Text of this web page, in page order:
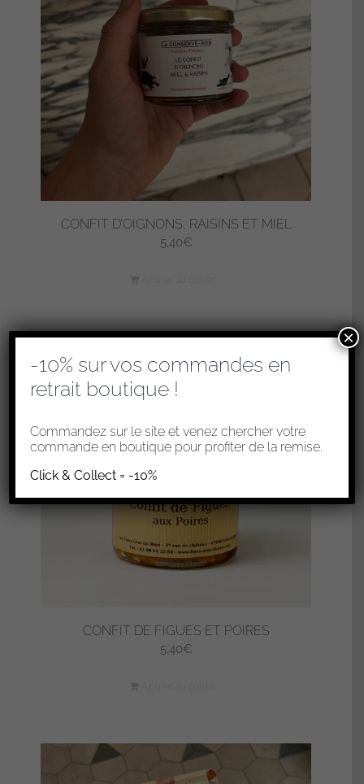
CONFIT D’OIGNONS, RAISINS ET MIEL
5,40€
CONFIT DE FIGUES ET POIRES
5,40€
-10% sur vos commandes en
retrait boutique !
Commandez sur le site et venez chercher votre
commande en boutique pour profiter de la remise.
Click & Collect = -10%
×